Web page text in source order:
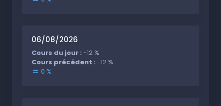
06/08/2026
Cours du jour : -12 %
Cours précédent : -12 %
0 %